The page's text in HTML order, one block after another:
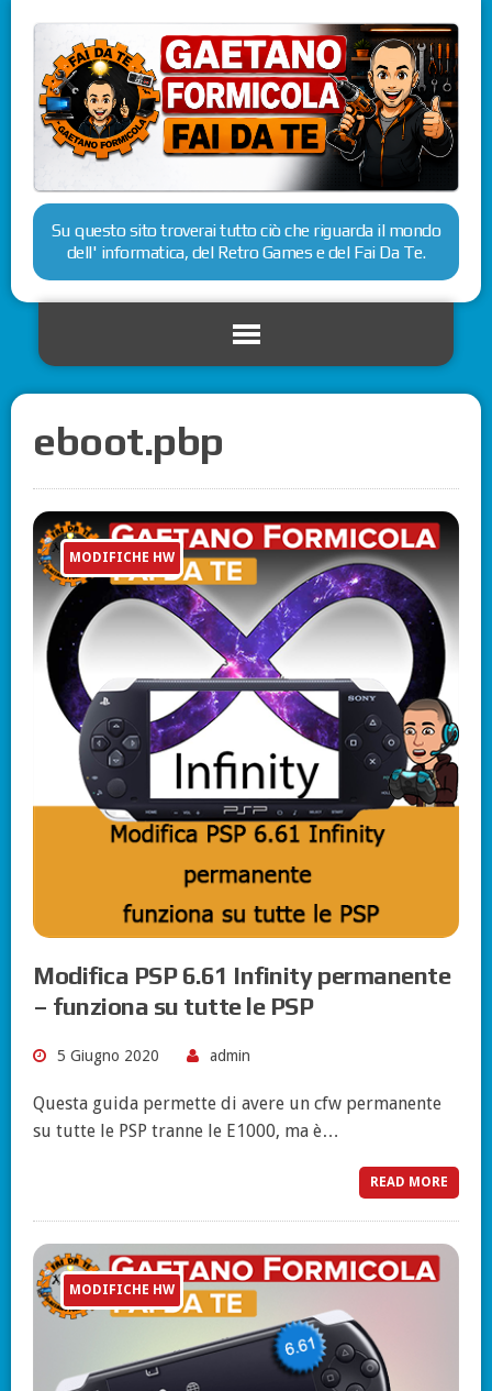
Su questo sito troverai tutto ciò che riguarda il mondo
dell' informatica, del Retro Games e del Fai Da Te.
eboot.pbp
MODIFICHE HW
Modifica PSP 6.61 Infinity permanente
– funziona su tutte le PSP
5 Giugno 2020 admin
Questa guida permette di avere un cfw permanente
su tutte le PSP tranne le E1000, ma è…
READ MORE
MODIFICHE HW